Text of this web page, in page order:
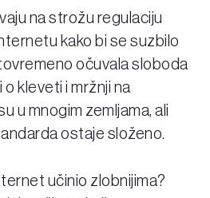
na strožu regulaciju
kako bi se suzbilo
očuvala sloboda
kleveti i mržnji na
u mnogim zemljama, ali
ostaje složeno.
učinio zlobnijima?